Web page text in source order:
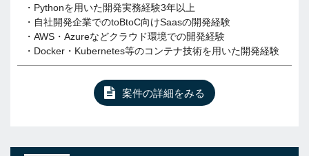
・Pythonを用いた開発実務経験3年以上
・自社開発企業でのtoBtoC向けSaasの開発経験
・AWS・Azureなどクラウド環境での開発経験
・Docker・Kubernetes等のコンテナ技術を用いた開発経験
案件の詳細をみる